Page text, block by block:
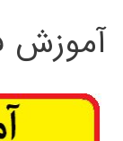
آموزش